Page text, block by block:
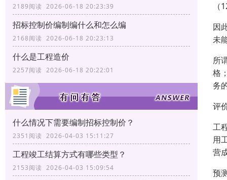
2189阅读 2026-06-18 20:23:39
招标控制价编制编什么和怎么编
2168阅读 2026-06-18 20:23:13
什么是工程造价
2257阅读 2026-06-18 20:22:01
什么情况下需要编制招标控制价？
2351阅读 2026-04-03 15:11:27
工程竣工结算方式有哪些类型？
2153阅读 2026-04-03 15:09:54
因
未
所
格
务
评
工
用
营
预